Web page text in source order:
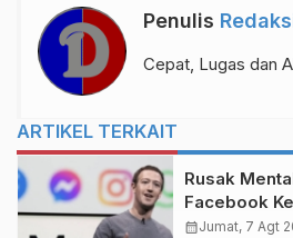
Penulis
Cepat, Lugas dan
ARTIKEL TERKAIT
Rusak
Facebook
10 Triliun
calendar_monthJumat, 7 Agt